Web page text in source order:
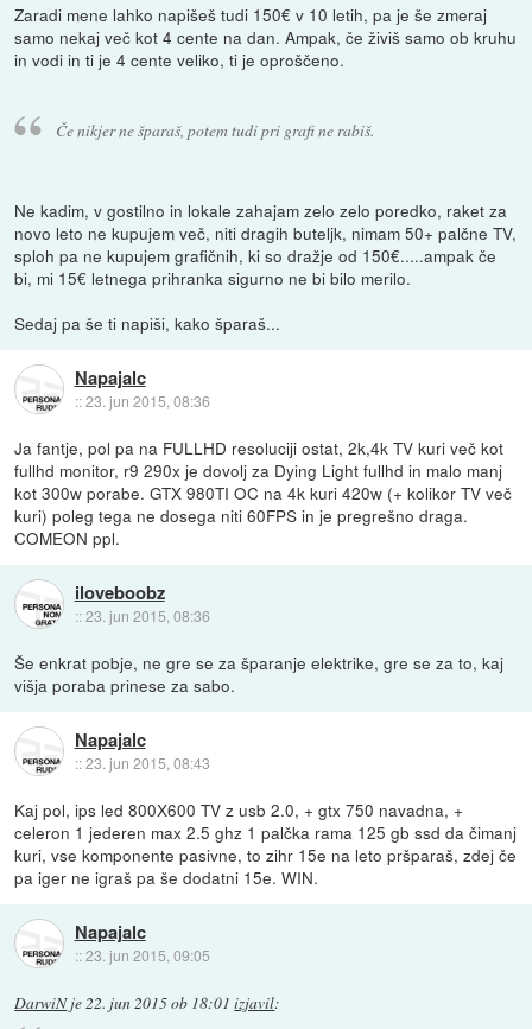
Zaradi mene lahko napišeš tudi 150€ v 10 letih, pa je še zmeraj
samo nekaj več kot 4 cente na dan. Ampak, če živiš samo ob kruhu
in vodi in ti je 4 cente veliko, ti je oproščeno.
Če nikjer ne šparaš, potem tudi pri grafi ne rabiš.
Ne kadim, v gostilno in lokale zahajam zelo zelo poredko, raket za
novo leto ne kupujem več, niti dragih buteljk, nimam 50+ palčne TV,
sploh pa ne kupujem grafičnih, ki so dražje od 150€.....ampak če
bi, mi 15€ letnega prihranka sigurno ne bi bilo merilo.
Sedaj pa še ti napiši, kako šparaš...
Napajalc
::23. jun 2015, 08:36
Ja fantje, pol pa na FULLHD resoluciji ostat, 2k,4k TV kuri več kot
fullhd monitor, r9 290x je dovolj za Dying Light fullhd in malo manj
kot 300w porabe. GTX 980TI OC na 4k kuri 420w (+ kolikor TV več
kuri) poleg tega ne dosega niti 60FPS in je pregrešno draga.
COMEON ppl.
iloveboobz
::23. jun 2015, 08:36
Še enkrat pobje, ne gre se za šparanje elektrike, gre se za to, kaj
višja poraba prinese za sabo.
Napajalc
::23. jun 2015, 08:43
Kaj pol, ips led 800X600 TV z usb 2.0, + gtx 750 navadna, +
celeron 1 jederen max 2.5 ghz 1 palčka rama 125 gb ssd da čimanj
kuri, vse komponente pasivne, to zihr 15e na leto pršparaš, zdej če
pa iger ne igraš pa še dodatni 15e. WIN.
Napajalc
::23. jun 2015, 09:05
DarwiNje 22. jun 2015 ob 18:01 izjavil: